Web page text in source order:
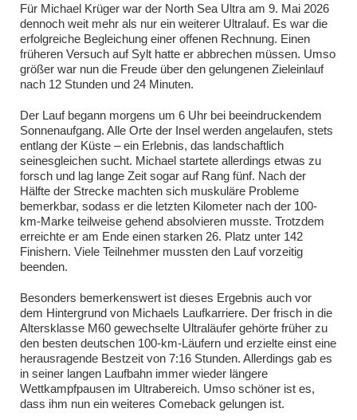
Für Michael Krüger war der North Sea Ultra am 9. Mai 2026
dennoch weit mehr als nur ein weiterer Ultralauf. Es war die
erfolgreiche Begleichung einer offenen Rechnung. Einen
früheren Versuch auf Sylt hatte er abbrechen müssen. Umso
größer war nun die Freude über den gelungenen Zieleinlauf
nach 12 Stunden und 24 Minuten.
Der Lauf begann morgens um 6 Uhr bei beeindruckendem
Sonnenaufgang. Alle Orte der Insel werden angelaufen, stets
entlang der Küste – ein Erlebnis, das landschaftlich
seinesgleichen sucht. Michael startete allerdings etwas zu
forsch und lag lange Zeit sogar auf Rang fünf. Nach der
Hälfte der Strecke machten sich muskuläre Probleme
bemerkbar, sodass er die letzten Kilometer nach der 100-
km-Marke teilweise gehend absolvieren musste. Trotzdem
erreichte er am Ende einen starken 26. Platz unter 142
Finishern. Viele Teilnehmer mussten den Lauf vorzeitig
beenden.
Besonders bemerkenswert ist dieses Ergebnis auch vor
dem Hintergrund von Michaels Laufkarriere. Der frisch in die
Altersklasse M60 gewechselte Ultraläufer gehörte früher zu
den besten deutschen 100-km-Läufern und erzielte einst eine
herausragende Bestzeit von 7:16 Stunden. Allerdings gab es
in seiner langen Laufbahn immer wieder längere
Wettkampfpausen im Ultrabereich. Umso schöner ist es,
dass ihm nun ein weiteres Comeback gelungen ist.